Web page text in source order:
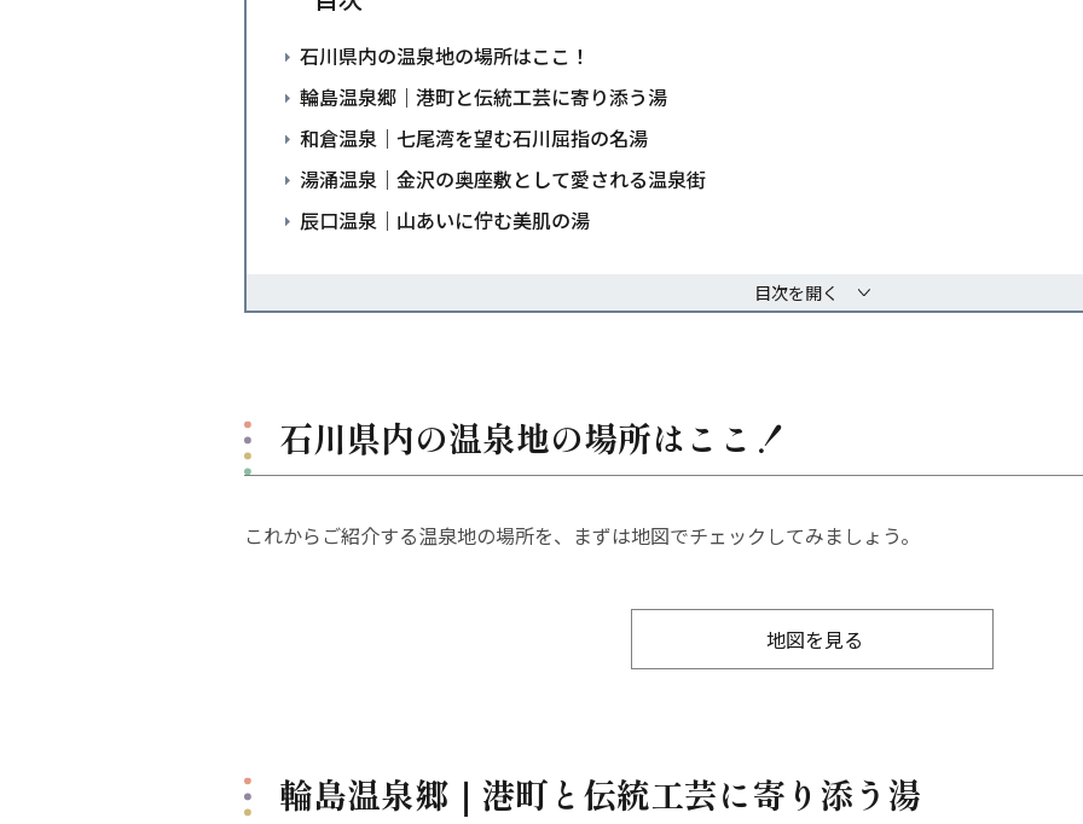
石川県内の温泉地の場所はここ！
輪島温泉郷｜港町と伝統工芸に寄り添う湯
和倉温泉｜七尾湾を望む石川屈指の名湯
湯涌温泉｜金沢の奥座敷として愛される温泉街
辰口温泉｜山あいに佇む美肌の湯
目次を開く
石川県内の温泉地の場所はここ！
これからご紹介する温泉地の場所を、まずは地図でチェックしてみましょう。
地図を見る
輪島温泉郷｜港町と伝統工芸に寄り添う湯